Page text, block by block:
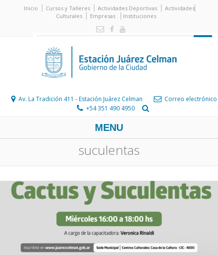
Inicio Cursos y Talleres Actividades Deportivas
Actividades
Culturales
Empresas Instituciones
Av. La Tradición 411 - Estación Juárez Celman
Correo electrónico
+54 351 490 4950
MENU
suculentas